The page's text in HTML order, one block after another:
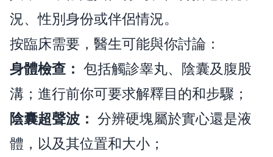
況、性別身份或伴侶情況。
按臨床需要，醫生可能與你討論：
身體檢查： 包括觸診睾丸、陰囊及腹股
溝；進行前你可要求解釋目的和步驟；
陰囊超聲波： 分辨硬塊屬於實心還是液
體，以及其位置和大小；